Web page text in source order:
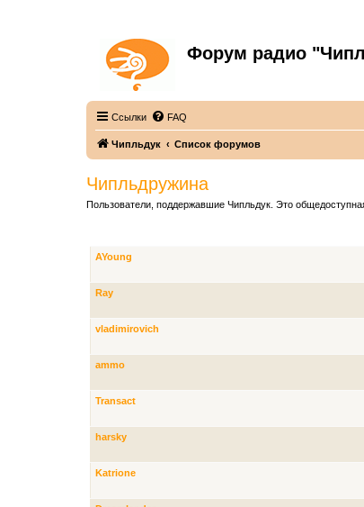
Форум радио
Ссылки FAQ
Чипльдук Список форумов
Чипльдружина
Пользователи, поддержавшие Чипльдук. Это
AYoung
Ray
vladimirovich
ammo
Transact
harsky
Katrione